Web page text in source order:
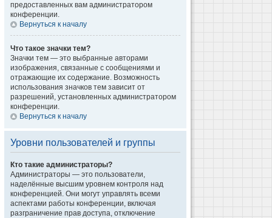
предоставленных вам администратором
конференции.
Вернуться к началу
Что такое значки тем?
Значки тем — это выбранные авторами
изображения, связанные с сообщениями и
отражающие их содержание. Возможность
использования значков тем зависит от
разрешений, установленных администратором
конференции.
Вернуться к началу
Уровни пользователей и группы
Кто такие администраторы?
Администраторы — это пользователи,
наделённые высшим уровнем контроля над
конференцией. Они могут управлять всеми
аспектами работы конференции, включая
разграничение прав доступа, отключение